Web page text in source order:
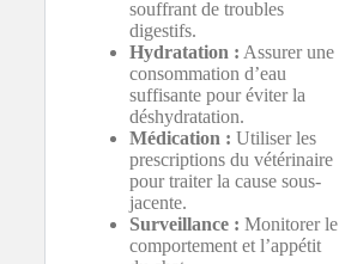
souffrant de troubles
digestifs.
Hydratation : Assurer une
consommation d’eau
suffisante pour éviter la
déshydratation.
Médication : Utiliser les
prescriptions du vétérinaire
pour traiter la cause sous-
jacente.
Surveillance : Monitorer le
comportement et l’appétit